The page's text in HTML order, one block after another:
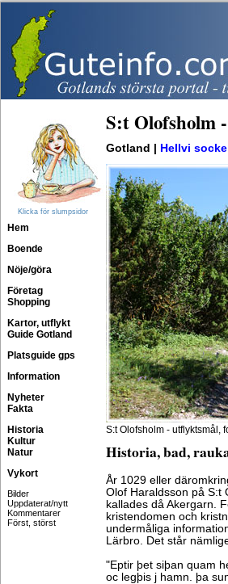
Klicka för slumpsidor
Hem
Boende
Nöje/göra
Företag
Shopping
Kartor, utflykt
Guide Gotland
Platsguide gps
Information
Nyheter
Fakta
Historia
Kultur
Natur
Vykort
Bilder
Uppdaterat/nytt
Kommentarer
Först, störst
S:t Olofsholm
Gotland | Hellvi
S:t Olofsholm - utflyktsmål,
Historia, bad,
År 1029 eller
Olof Haraldsson på S:t
kallades då Akergarn.
kristendomen och
undermåliga
Lärbro. Det står
"Eptir þet siþan quam
oc legþis j hamn. þa